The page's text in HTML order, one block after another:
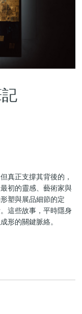
真正支撐其背後的，
初的靈感、藝術家與
塑與展品細節的定
這些故事，平時隱身
形的關鍵脈絡。